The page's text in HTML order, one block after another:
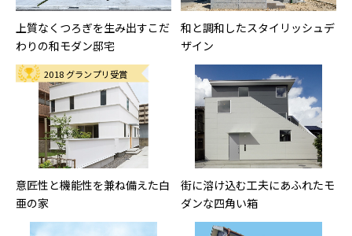
上質なくつろぎを生み出すこだ
わりの和モダン邸宅
和と調和したスタイリッシュデ
ザイン
2018 グランプリ受賞
意匠性と機能性を兼ね備えた白
亜の家
街に溶け込む工夫にあふれたモ
ダンな四角い箱